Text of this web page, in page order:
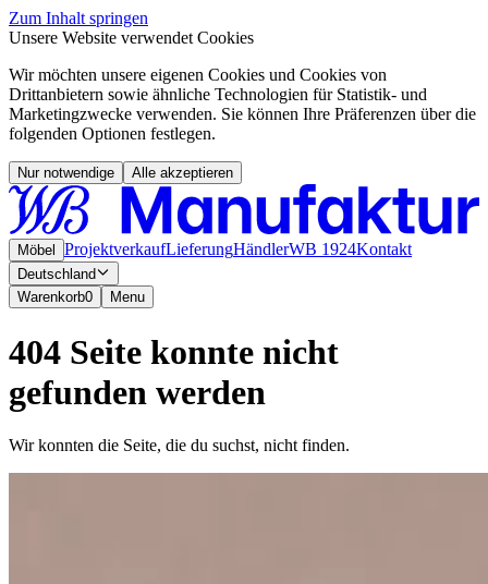
Zum Inhalt springen
Unsere Website verwendet Cookies
Wir möchten unsere eigenen Cookies und Cookies von
Drittanbietern sowie ähnliche Technologien für Statistik- und
Marketingzwecke verwenden. Sie können Ihre Präferenzen über die
folgenden Optionen festlegen.
Nur notwendige Alle akzeptieren
Möbel ProjektverkaufLieferungHändlerWB 1924Kontakt
Deutschland
Warenkorb0 Menu
404 Seite konnte nicht
gefunden werden
Wir konnten die Seite, die du suchst, nicht finden.